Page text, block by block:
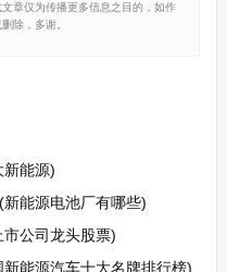
章仅为传播更多信息之目的，如作
除，多谢。
新能源)
能源电池厂有哪些)
公司龙头股票)
能源汽车十大名牌排行榜)